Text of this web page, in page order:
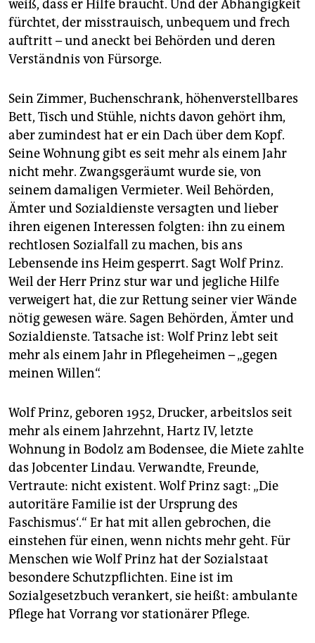
weiß, dass er Hilfe braucht. Und der Abhängigkeit
fürchtet, der misstrauisch, unbequem und frech
auftritt – und aneckt bei Behörden und deren
Verständnis von Fürsorge.
Sein Zimmer, Buchenschrank, höhenverstellbares
Bett, Tisch und Stühle, nichts davon gehört ihm,
aber zumindest hat er ein Dach über dem Kopf.
Seine Wohnung gibt es seit mehr als einem Jahr
nicht mehr. Zwangsgeräumt wurde sie, von
seinem damaligen Vermieter. Weil Behörden,
Ämter und Sozialdienste versagten und lieber
ihren eigenen Interessen folgten: ihn zu einem
rechtlosen Sozialfall zu machen, bis ans
Lebensende ins Heim gesperrt. Sagt Wolf Prinz.
Weil der Herr Prinz stur war und jegliche Hilfe
verweigert hat, die zur Rettung seiner vier Wände
nötig gewesen wäre. Sagen Behörden, Ämter und
Sozialdienste. Tatsache ist: Wolf Prinz lebt seit
mehr als einem Jahr in Pflegeheimen – „gegen
meinen Willen“.
Wolf Prinz, geboren 1952, Drucker, arbeitslos seit
mehr als einem Jahrzehnt, Hartz IV, letzte
Wohnung in Bodolz am Bodensee, die Miete zahlte
das Jobcenter Lindau. Verwandte, Freunde,
Vertraute: nicht existent. Wolf Prinz sagt: „Die
autoritäre Familie ist der Ursprung des
Faschismus‘.“ Er hat mit allen gebrochen, die
einstehen für einen, wenn nichts mehr geht. Für
Menschen wie Wolf Prinz hat der Sozialstaat
besondere Schutzpflichten. Eine ist im
Sozialgesetzbuch verankert, sie heißt: ambulante
Pflege hat Vorrang vor stationärer Pflege.